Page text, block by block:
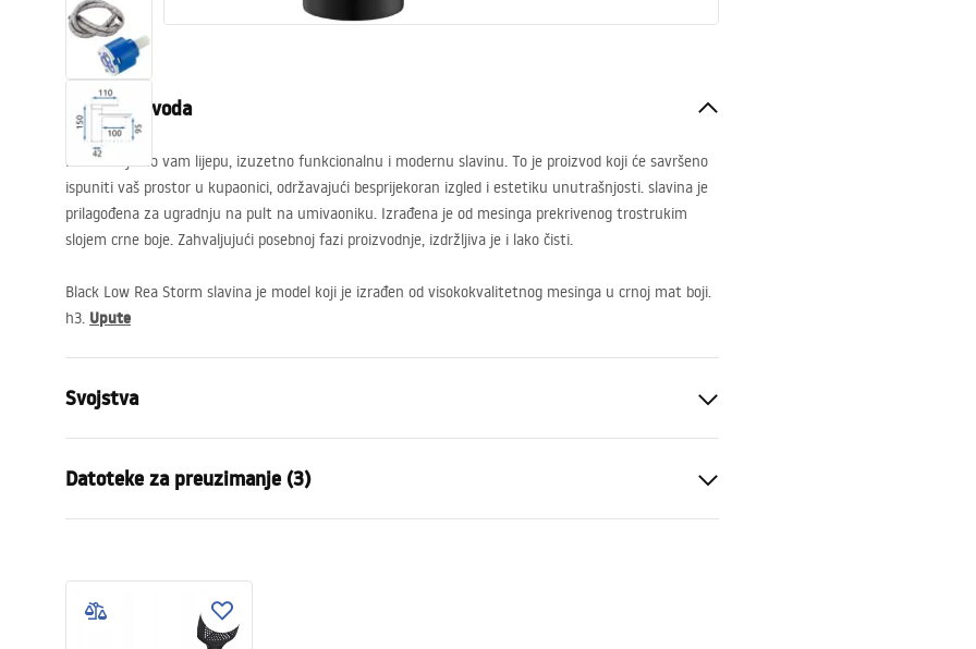
Pribor i kupaonski namještaj
Opis proizvoda
Predstavljamo vam lijepu, izuzetno funkcionalnu i modernu slavinu. To je proizvod koji će savršeno
ispuniti vaš prostor u kupaonici, održavajući besprijekoran izgled i estetiku unutrašnjosti. slavina je
prilagođena za ugradnju na pult na umivaoniku. Izrađena je od mesinga prekrivenog trostrukim
slojem crne boje. Zahvaljujući posebnoj fazi proizvodnje, izdržljiva je i lako čisti.
Black Low Rea Storm slavina je model koji je izrađen od visokokvalitetnog mesinga u crnoj mat boji.
h3. Upute
Svojstva
Način montaže
Boja
Crn
Datoteke za preuzimanje (3)
Warranty_Terms_and_Conditions_